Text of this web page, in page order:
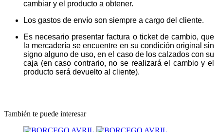
cambiar y el producto a obtener.
Los gastos de envío son siempre a cargo del cliente.
Es necesario presentar factura o ticket de cambio, que
la mercadería se encuentre en su condición original sin
signo alguno de uso, en el caso de los calzados con su
caja (en caso contrario, no se realizará el cambio y el
producto será devuelto al cliente).
También te puede interesar